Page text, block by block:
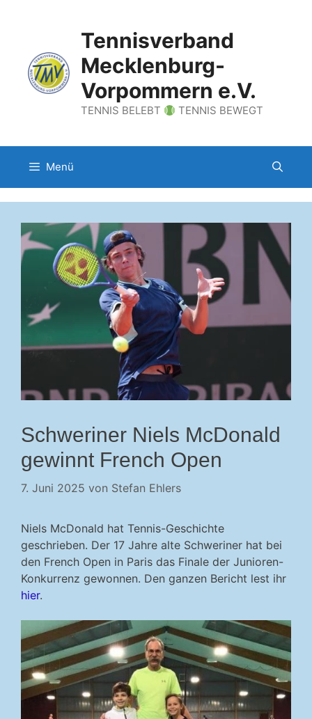
Tennisverband
Mecklenburg-
Vorpommern e.V.
TENNIS BELEBT TENNIS BEWEGT
Menü
Schweriner Niels McDonald
gewinnt French Open
7. Juni 2025 von Stefan Ehlers
Niels McDonald hat Tennis-Geschichte
geschrieben. Der 17 Jahre alte Schweriner hat bei
den French Open in Paris das Finale der Junioren-
Konkurrenz gewonnen. Den ganzen Bericht lest ihr
hier.